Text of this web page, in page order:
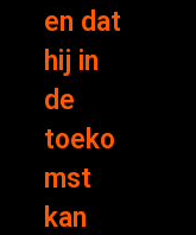
en dat
hij in
de
toeko
mst
kan